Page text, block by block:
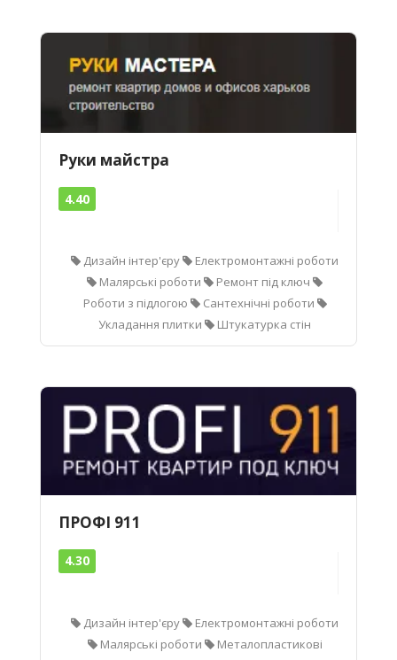
Руки майстра
4.40
Дизайн інтер'єру
Електромонтажні роботи
Малярські роботи
Ремонт під ключ
Роботи з підлогою
Сантехнічні роботи
Укладання плитки
Штукатурка стін
ПРОФІ 911
4.30
Дизайн інтер'єру
Електромонтажні роботи
Малярські роботи
Металопластикові